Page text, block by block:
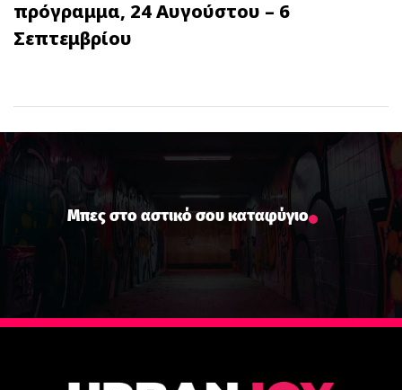
πρόγραμμα, 24 Αυγούστου – 6
Σεπτεμβρίου
Μπες στο αστικό σου καταφύγιο